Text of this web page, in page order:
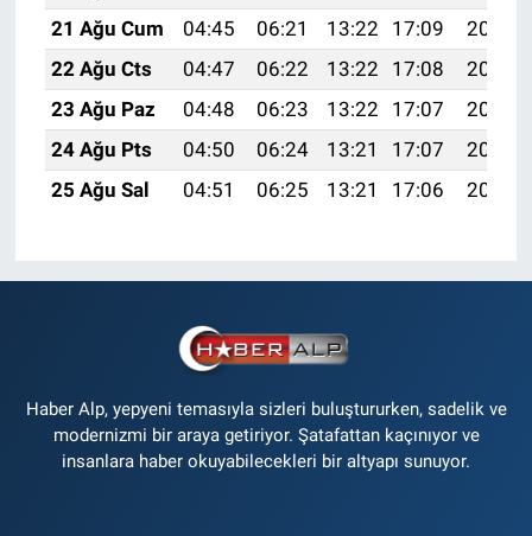
21 Ağu Cum
04:45 06:21 13:22 17:09
20:13
22 Ağu Cts
04:47 06:22 13:22 17:08
20:12
23 Ağu Paz
04:48 06:23 13:22 17:07
20:10
24 Ağu Pts
04:50 06:24 13:21 17:07
20:08
25 Ağu Sal
04:51 06:25 13:21 17:06 20:07
Haber Alp, yepyeni temasıyla sizleri buluştururken, sadelik ve
modernizmi bir araya getiriyor. Şatafattan kaçınıyor ve
insanlara haber okuyabilecekleri bir altyapı sunuyor.